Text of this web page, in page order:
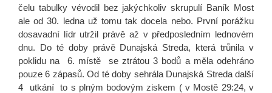
čelu tabulky vévodil bez jakýchkoliv skrupulí Baník Most
ale od 30. ledna už tomu tak docela nebo. První porážku
dosavadní lídr utržil právě až v předposledním lednovém
dnu. Do té doby právě Dunajská Streda, která trůnila v
poklidu na 6. místě se ztrátou 3 bodů a měla odehráno
pouze 6 zápasů. Od té doby sehrála Dunajská Streda další
4 utkání to s plným bodovým ziskem ( v Mostě 29:24, v